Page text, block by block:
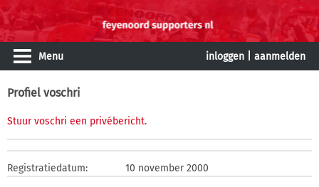
Menu inloggen aanmelden
Profiel voschri
Stuur voschri een privébericht.
Registratiedatum: 10 november 2000